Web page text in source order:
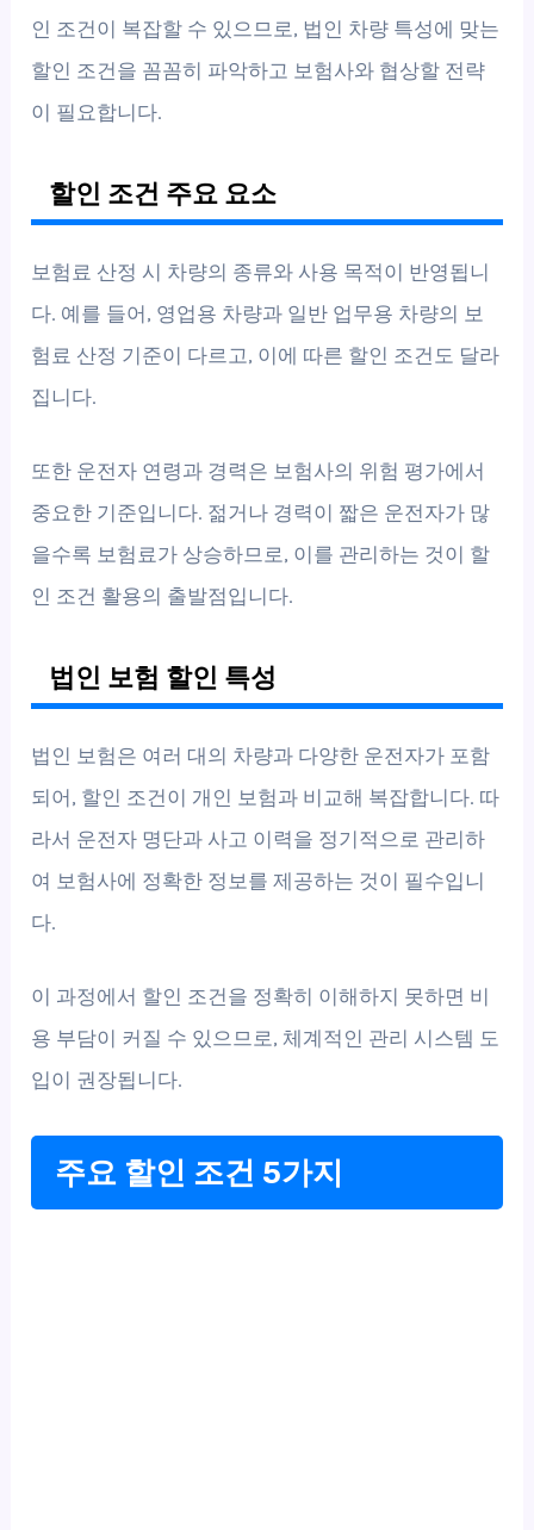
인 조건이 복잡할 수 있으므로, 법인 차량 특성에 맞는
할인 조건을 꼼꼼히 파악하고 보험사와 협상할 전략
이 필요합니다.
할인 조건 주요 요소
보험료 산정 시 차량의 종류와 사용 목적이 반영됩니
다. 예를 들어, 영업용 차량과 일반 업무용 차량의 보
험료 산정 기준이 다르고, 이에 따른 할인 조건도 달라
집니다.
또한 운전자 연령과 경력은 보험사의 위험 평가에서
중요한 기준입니다. 젊거나 경력이 짧은 운전자가 많
을수록 보험료가 상승하므로, 이를 관리하는 것이 할
인 조건 활용의 출발점입니다.
법인 보험 할인 특성
법인 보험은 여러 대의 차량과 다양한 운전자가 포함
되어, 할인 조건이 개인 보험과 비교해 복잡합니다. 따
라서 운전자 명단과 사고 이력을 정기적으로 관리하
여 보험사에 정확한 정보를 제공하는 것이 필수입니
다.
이 과정에서 할인 조건을 정확히 이해하지 못하면 비
용 부담이 커질 수 있으므로, 체계적인 관리 시스템 도
입이 권장됩니다.
주요 할인 조건 5가지